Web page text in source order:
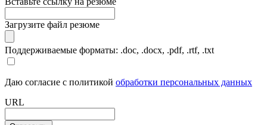
Загрузите файл резюме
Поддерживаемые форматы: .doc, .docx, .pdf, .rtf, .txt
Даю согласие с политикой обработки персональных данных
URL